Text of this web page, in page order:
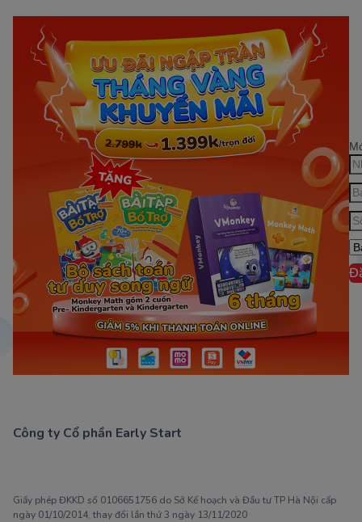
Công ty Cổ phần Early Start
Giấy phép ĐKKD số 0106651756 do Sở Kế hoạch và Đầu tư TP Hà Nội cấp
ngày 01/10/2014, thay đổi lần thứ 3 ngày 13/11/2020